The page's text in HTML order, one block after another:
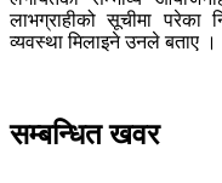
लाभग्राहीको सूचीमा
व्यवस्था मिलाइने उनले बताए ।
सम्बन्धित खवर